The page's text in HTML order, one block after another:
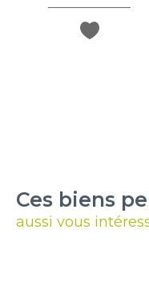
Ces biens
aussi vous